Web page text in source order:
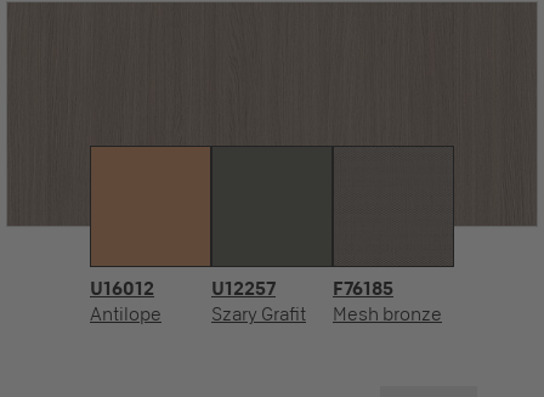
U16012
Antilope
U12257
Szary Grafit
F76185
Mesh bronze